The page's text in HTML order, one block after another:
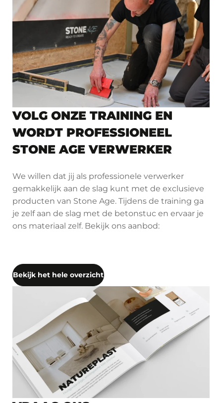
VOLG ONZE TRAINING EN
WORDT PROFESSIONEEL
STONE AGE VERWERKER
We willen dat jij als professionele verwerker
gemakkelijk aan de slag kunt met de exclusieve
producten van Stone Age. Tijdens de training ga
je zelf aan de slag met de betonstuc en ervaar je
ons materiaal zelf. Bekijk ons aanbod:
Bekijk het hele overzicht